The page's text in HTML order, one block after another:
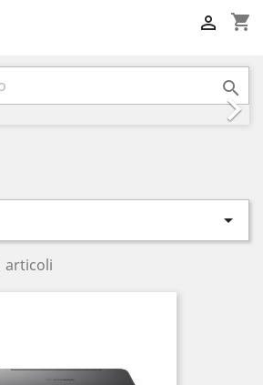
shopping_cart




articoli